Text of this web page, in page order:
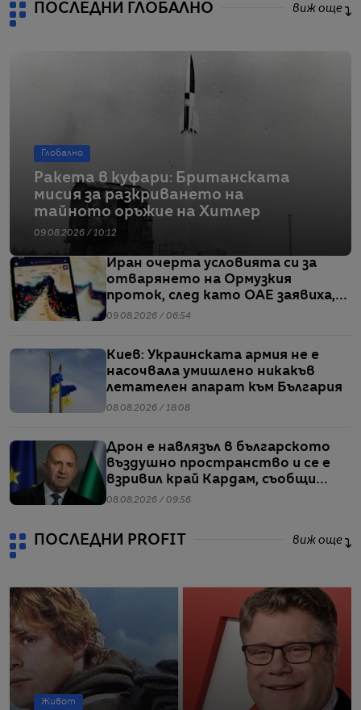
ПОСЛЕДНИ ГЛОБАЛНО виж още
Глобално
Ракета в куфари: Британската
мисия за разкриването на
тайното оръжие на Хитлер
09.08.2026 / 10:12
Иран очерта условията си за
отварянето на Ормузкия
проток, след като ОАЕ заявиха,
че един от корабите им е бил
09.08.2026 / 06:54
Киев: Украинската армия не е
насочвала умишлено никакъв
летателен апарат към България
08.08.2026 / 18:08
Дрон е навлязъл в българското
въздушно пространство и се е
взривил край Кардам, съобщи
Радев
08.08.2026 / 09:56
ПОСЛЕДНИ PROFIT виж още
Живот